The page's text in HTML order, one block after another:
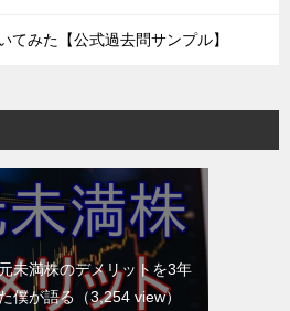
てみた【公式過去問サンプル】
未満株のデメリットを3年
僕が語る （3,254 view）